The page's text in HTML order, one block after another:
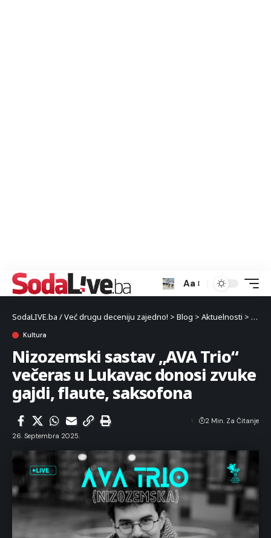
Aa
SodaLIVE.ba / Već drugu deceniju zajedno! > Blog > Aktuelnosti >
Kultura
Nizozemski sastav „AVA Trio“
večeras u Lukavac donosi zvuke
gajdi, flaute, saksofona
26. Septembra 2025.
2 Min. Za Čitanje